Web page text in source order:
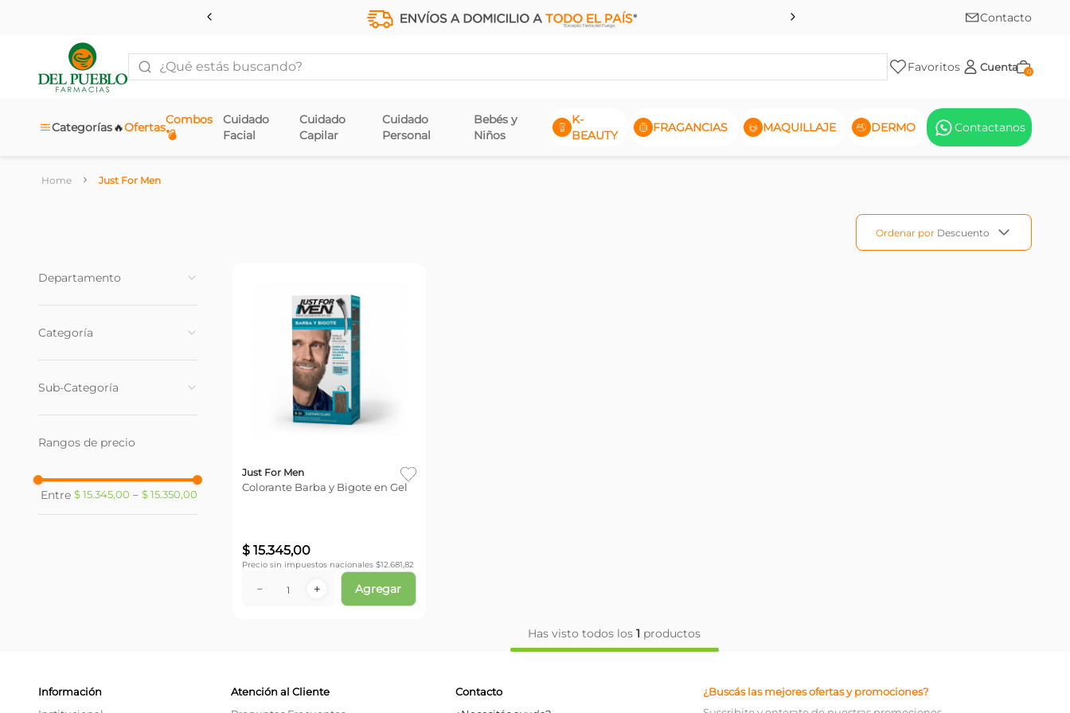
Contacto
¿Qué estás buscando?
Favoritos Cuenta 0
Categorías Ofertas
🔥
Combos
💣
Cuidado
Facial
Cuidado
Capilar
Cuidado
Personal
Bebés y
Niños
K-
BEAUTY
FRAGANCIAS MAQUILLAJE DERMO Contactanos
Just For Men
Ordenar por Descuento
Departamento
Categoría
Sub-Categoría
Rangos de precio
$ 15.345,00 – $ 15.350,00
Just For Men
Colorante Barba y Bigote en Gel
$ 15.345,00
Precio sin impuestos nacionales $12.681,82
＋
－ Agregar
Has visto todos los1 productos
Información
Atención al Cliente
Contacto
¿Buscás las mejores ofertas y promociones?